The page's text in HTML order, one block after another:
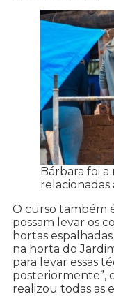
Bárbara foi a
relacionadas
O curso também
possam levar os
hortas
na horta do
para levar essas
posteriormente”,
realizou todas as